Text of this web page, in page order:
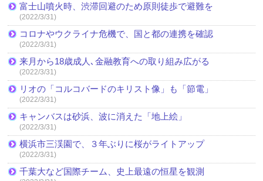
富士山噴火時、渋滞回避のため原則徒歩で避難を
(2022/3/31)
コロナやウクライナ危機で、国と都の連携を確認
(2022/3/31)
来月から18歳成人､金融教育への取り組み広がる
(2022/3/31)
リオの「コルコバードのキリスト像」も「節電」
(2022/3/31)
キャンバスは砂浜、波に消えた「地上絵」
(2022/3/31)
横浜市三渓園で、３年ぶりに桜がライトアップ
(2022/3/31)
千葉大など国際チーム、史上最遠の恒星を観測